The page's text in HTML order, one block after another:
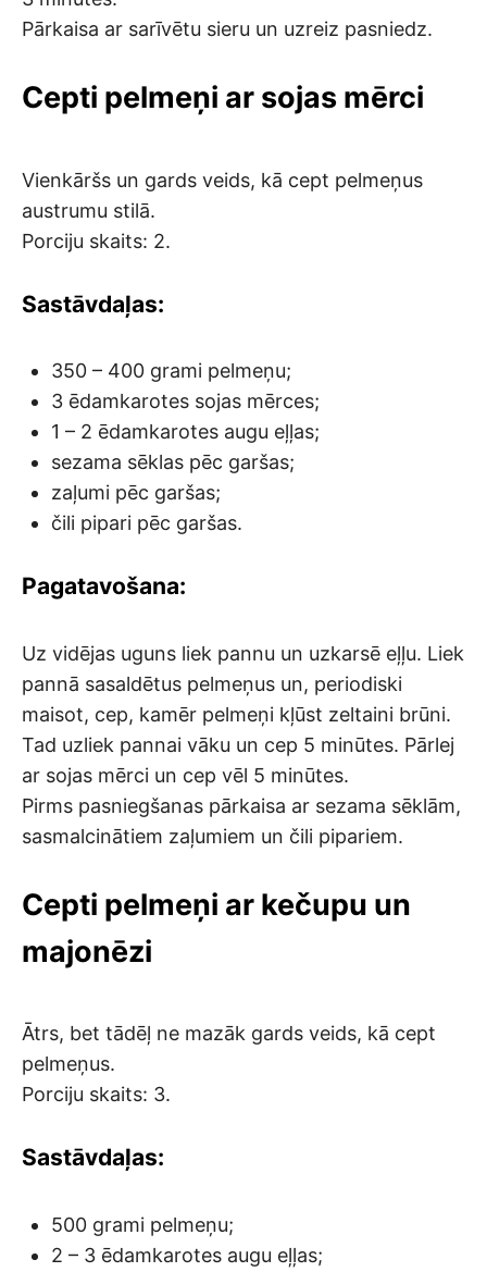
Pārkaisa ar sarīvētu sieru un uzreiz pasniedz.
Cepti pelmeņi ar sojas mērci
Vienkāršs un gards veids, kā cept pelmeņus
austrumu stilā.
Porciju skaits: 2.
Sastāvdaļas:
350 – 400 grami pelmeņu;
3 ēdamkarotes sojas mērces;
1 – 2 ēdamkarotes augu eļļas;
sezama sēklas pēc garšas;
zaļumi pēc garšas;
čili pipari pēc garšas.
Pagatavošana:
Uz vidējas uguns liek pannu un uzkarsē eļļu. Liek
pannā sasaldētus pelmeņus un, periodiski
maisot, cep, kamēr pelmeņi kļūst zeltaini brūni.
Tad uzliek pannai vāku un cep 5 minūtes. Pārlej
ar sojas mērci un cep vēl 5 minūtes.
Pirms pasniegšanas pārkaisa ar sezama sēklām,
sasmalcinātiem zaļumiem un čili pipariem.
Cepti pelmeņi ar kečupu un
majonēzi
Ātrs, bet tādēļ ne mazāk gards veids, kā cept
pelmeņus.
Porciju skaits: 3.
Sastāvdaļas:
500 grami pelmeņu;
2 – 3 ēdamkarotes augu eļļas;